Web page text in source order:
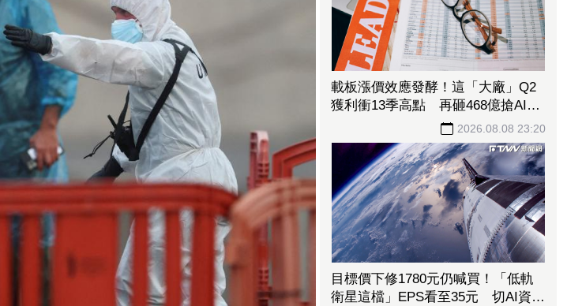
載板漲價效應發酵！這「大廠」Q2
獲利衝13季高點 再砸468億搶AI商
2026.08.08 23:20
目標價下修1780元仍喊買！「低軌
衛星這檔」EPS看至35元 切AI資料